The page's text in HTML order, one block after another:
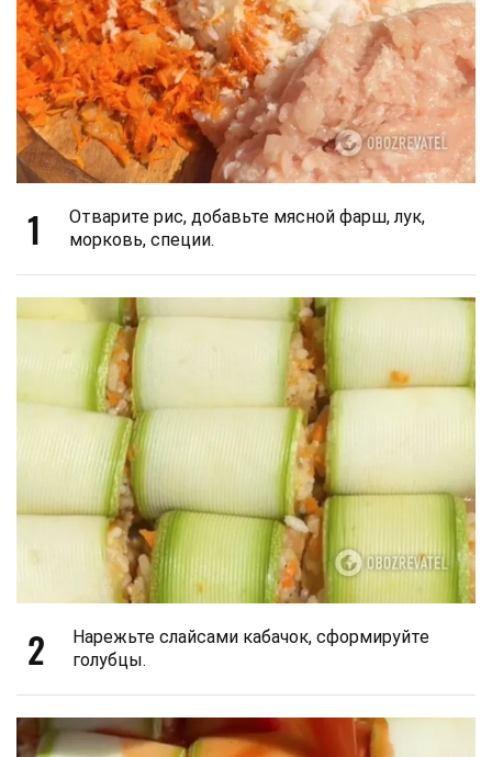
1
Отварите рис, добавьте мясной фарш, лук,
морковь, специи.
2
Нарежьте слайсами кабачок, сформируйте
голубцы.